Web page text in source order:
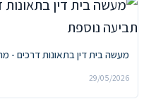
מעשה בית דין בתאונות דרכים -
29/05/2026